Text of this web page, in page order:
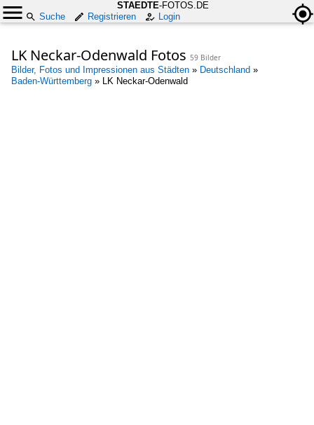
STAEDTE-FOTOS.DE
Suche
Registrieren Login
LK Neckar-Odenwald Fotos 59 Bilder
Bilder, Fotos und Impressionen aus Städten » Deutschland »
Baden-Württemberg » LK Neckar-Odenwald